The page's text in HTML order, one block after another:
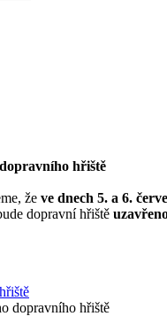
že ve dnech 5. a 6.
dopravní hřiště
dopravního hřiště